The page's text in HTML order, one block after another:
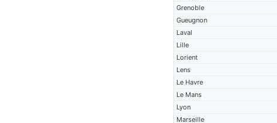
Grenoble
Gueugnon
Laval
Lille
Lorient
Lens
Le Havre
Le Mans
Lyon
Marseille